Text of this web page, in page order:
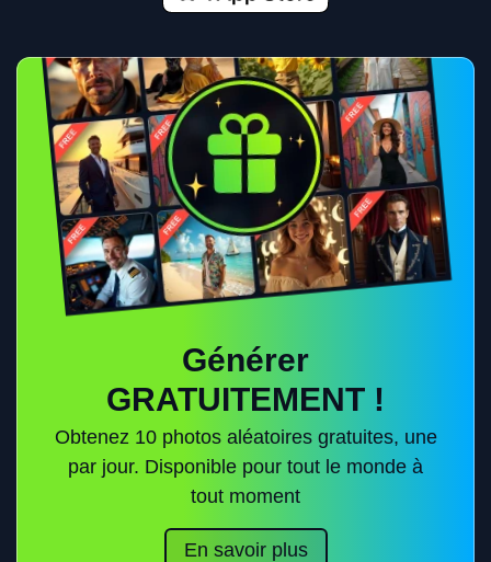
Générer
GRATUITEMENT !
Obtenez 10 photos aléatoires gratuites, une
par jour. Disponible pour tout le monde à
tout moment
En savoir plus